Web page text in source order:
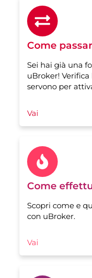
Come
Sei hai già una
uBroker!
servono per
Vai
Come
Scopri come e
con uBroker.
Vai